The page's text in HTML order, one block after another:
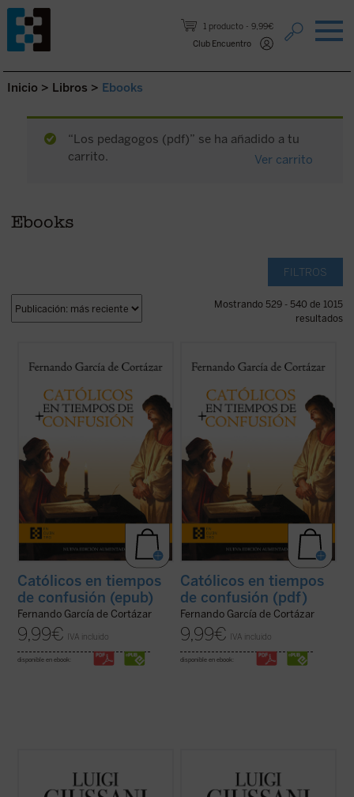
1 producto
9,99€
Club Encuentro
Saltar al contenido.
Inicio > Libros > Ebooks
“Los pedagogos (pdf)” se ha añadido a tu
carrito.
Ver carrito
Ebooks
FILTROS
Mostrando 529 - 540 de 1015
resultados
tiempos de confusión, el nuevo libro de
tradición cristiana vuelva a ser la
referencia que nos defina, de tal ...(ver
ficha)
Católicos en tiempos
de confusión (epub)
Fernando García de Cortázar
9,99€ IVA incluido
disponible en ebook:
tiempos de confusión, el nuevo libro de
tradición cristiana vuelva a ser la
referencia que nos defina, de tal ...(ver
ficha)
Católicos en tiempos
de confusión (pdf)
Fernando García de Cortázar
9,99€ IVA incluido
disponible en ebook:
de don Luigi Giussani en los Ejercicios
espirituales de la Fraternidad de Comunión
y Liberación celebrados entre 1985 y 1987
de don Luigi Giussani en los Ejercicios
espirituales de la Fraternidad de Comunión
y Liberación celebrados entre 1985 y 1987